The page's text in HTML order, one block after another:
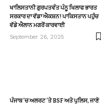
ਖਾਲਿਸਤਾਨੀ ਗੁਰਪਤਵੰਤ ਪੰਨੂ ਖਿਲਾਫ ਭਾਰਤ
ਸਰਕਾਰ ਦਾ ਵੱਡਾ ਐਕਸ਼ਨ! ਪਾਕਿਸਤਾਨ ਪਹੁੰਚ
ਵੱਡੇ ਐਲਾਨ ਮਗਰੋਂ ਕਾਰਵਾਈ
September 26, 2025
ਪੰਜਾਬ ‘ਚ ਅਲਰਟ ‘ਤੇ BSF ਅਤੇ ਪੁਲਿਸ, ਜਾਣੋ